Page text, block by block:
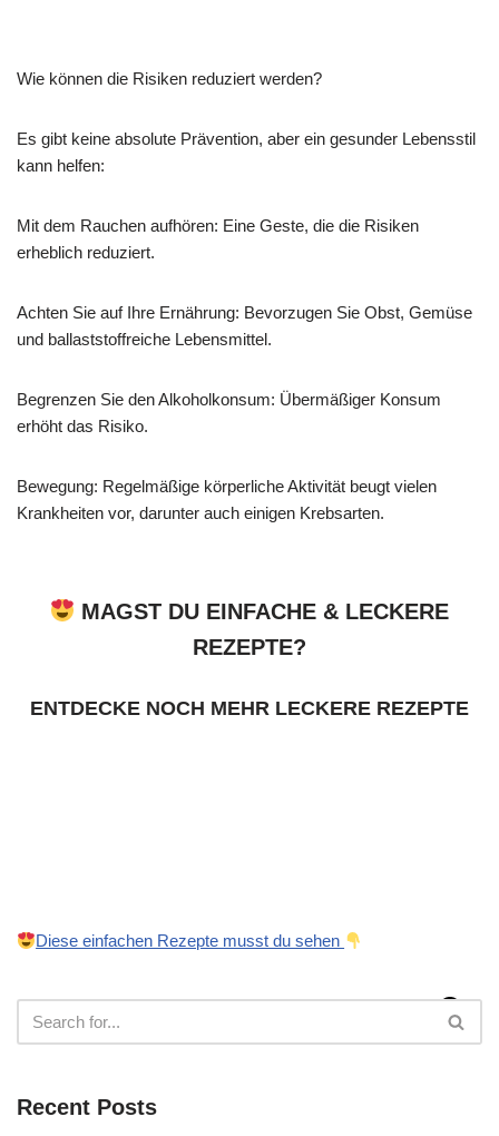
Wie können die Risiken reduziert werden?
Es gibt keine absolute Prävention, aber ein gesunder Lebensstil
kann helfen:
Mit dem Rauchen aufhören: Eine Geste, die die Risiken
erheblich reduziert.
Achten Sie auf Ihre Ernährung: Bevorzugen Sie Obst, Gemüse
und ballaststoffreiche Lebensmittel.
Begrenzen Sie den Alkoholkonsum: Übermäßiger Konsum
erhöht das Risiko.
Bewegung: Regelmäßige körperliche Aktivität beugt vielen
Krankheiten vor, darunter auch einigen Krebsarten.
MAGST DU EINFACHE & LECKERE
REZEPTE?
ENTDECKE NOCH MEHR LECKERE REZEPTE
Diese einfachen Rezepte musst du sehen
Recent Posts